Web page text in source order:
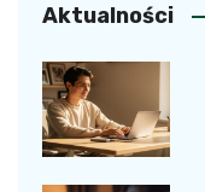
Aktualności